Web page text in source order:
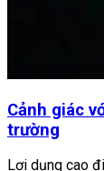
Cảnh giác
trường
Lợi dụng cao